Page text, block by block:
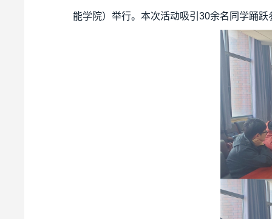
能学院）举行。本次活动吸引30余名同学踊